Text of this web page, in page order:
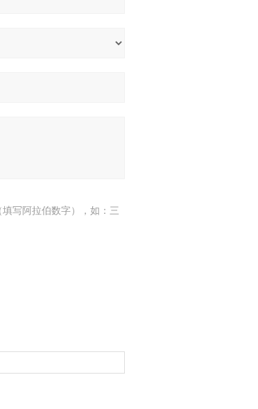
写阿拉伯数字），如：三